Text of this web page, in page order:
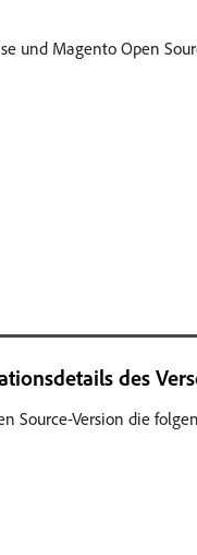
und Magento Open
des
Source-Version die